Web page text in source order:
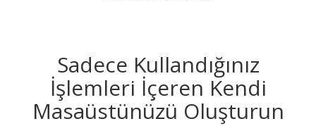
Sadece Kullandığınız
İşlemleri İçeren Kendi
Masaüstünüzü Oluşturun